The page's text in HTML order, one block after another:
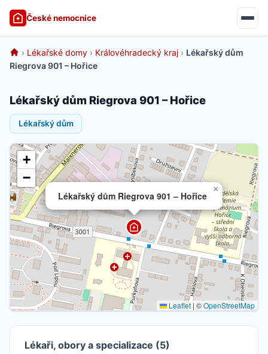
České nemocnice
› Lékařské domy › Královéhradecký kraj › Lékařský dům
Riegrova 901 – Hořice
Lékařský dům Riegrova 901 – Hořice
Lékařský dům
Lékařský dům Riegrova 901 – Hořice
×
+
−
Leaflet | ©OpenStreetMap
Lékaři, obory a specializace (5)